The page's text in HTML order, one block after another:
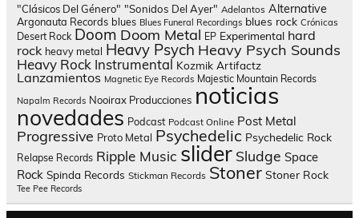
"Clásicos Del Género" "Sonidos Del Ayer" Adelantos Alternative
Argonauta Records blues Blues Funeral Recordings blues rock Crónicas
Desert Rock Doom Doom Metal EP Experimental hard
rock heavy metal Heavy Psych Heavy Psych Sounds
Heavy Rock Instrumental Kozmik Artifactz
Lanzamientos Magnetic Eye Records Majestic Mountain Records
Napalm Records Nooirax Producciones noticias
novedades Podcast Podcast Online Post Metal
Progressive Proto Metal Psychedelic Psychedelic Rock
Relapse Records Ripple Music slider Sludge Space
Rock Spinda Records Stickman Records Stoner Stoner Rock
Tee Pee Records